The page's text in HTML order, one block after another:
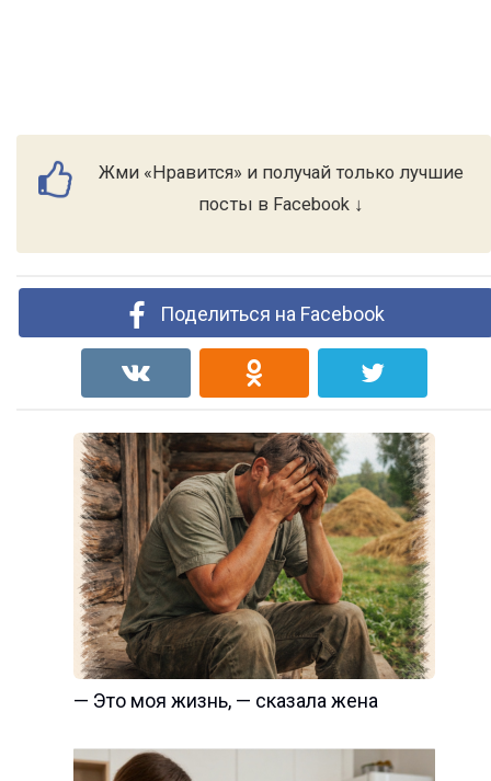
Жми «Нравится» и получай только лучшие
посты в Facebook ↓
Поделиться на Facebook
— Это моя жизнь, — сказала жена